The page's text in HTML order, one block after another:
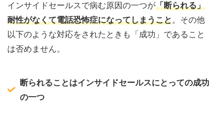
インサイドセールスで病む原因の一つが「断られる」
耐性がなくて電話恐怖症になってしまうこと。その他
以下のような対応をされたときも「成功」であること
は否めません。
断られることはインサイドセールスにとっての成功
の一つ